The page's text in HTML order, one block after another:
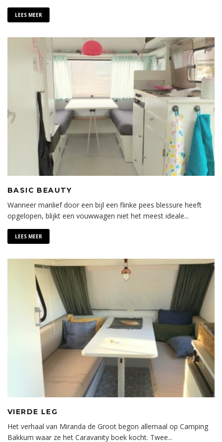
LEES MEER
BASIC BEAUTY
Wanneer manlief door een bijl een flinke pees blessure heeft
opgelopen, blijkt een vouwwagen niet het meest ideale...
LEES MEER
VIERDE LEG
Het verhaal van Miranda de Groot begon allemaal op Camping
Bakkum waar ze het Caravanity boek kocht. Twee...